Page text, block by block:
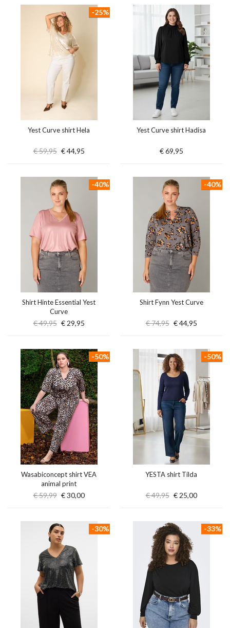
Yest Curve shirt Hela
€ 59,95 € 44,95
-25%
Yest Curve shirt Hadisa
€ 69,95
Shirt Hinte Essential Yest
Curve
€ 49,95 € 29,95
-40%
Shirt Fynn Yest Curve
€ 74,95 € 44,95
-40%
Wasabiconcept shirt VEA
animal print
€ 59,99 € 30,00
-50%
YESTA shirt Tilda
€ 49,95 € 25,00
-50%
-30% -33%